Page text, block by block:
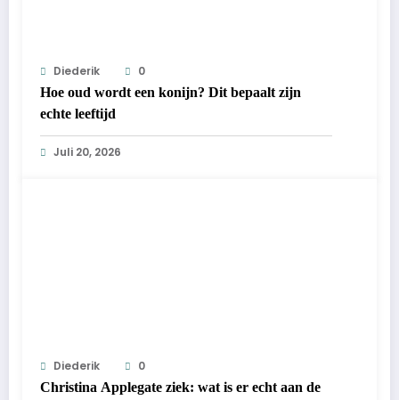
Diederik
0
Hoe oud wordt een konijn? Dit bepaalt zijn
echte leeftijd
Juli 20, 2026
Diederik
0
Christina Applegate ziek: wat is er echt aan de